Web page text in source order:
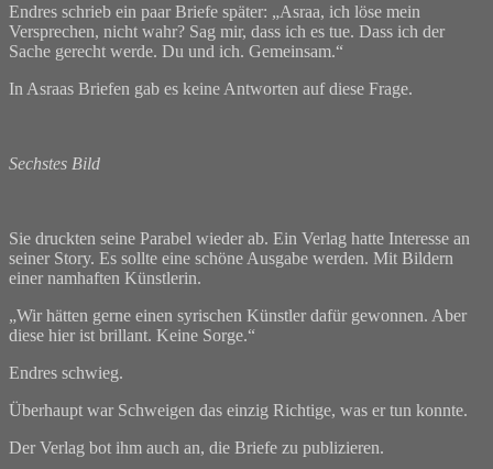
Endres schrieb ein paar Briefe später: „Asraa, ich löse mein
Versprechen, nicht wahr? Sag mir, dass ich es tue. Dass ich der
Sache gerecht werde. Du und ich. Gemeinsam.“
In Asraas Briefen gab es keine Antworten auf diese Frage.
Sechstes Bild
Sie druckten seine Parabel wieder ab. Ein Verlag hatte Interesse an
seiner Story. Es sollte eine schöne Ausgabe werden. Mit Bildern
einer namhaften Künstlerin.
„Wir hätten gerne einen syrischen Künstler dafür gewonnen. Aber
diese hier ist brillant. Keine Sorge.“
Endres schwieg.
Überhaupt war Schweigen das einzig Richtige, was er tun konnte.
Der Verlag bot ihm auch an, die Briefe zu publizieren.